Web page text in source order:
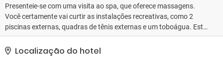
Presenteie-se com uma visita ao spa, que oferece massagens.
Você certamente vai curtir as instalações recreativas, como 2
piscinas externas, quadras de tênis externas e um toboágua. Este
hotel também oferece Wi-Fi de cortesia, sala de jogos e loja de
presentes/banca de jornal.. As comodidades presentes incluem
serviço de lavanderia e lavagem a seco, balcão de recepção 24
Localização do hotel